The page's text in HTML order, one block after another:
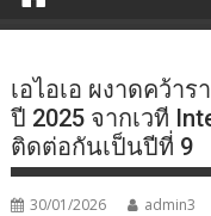
เอไอเอ ผงาดคว้า
ปี 2025 จากเวที
ติดต่อกันเป็นปีที่ 9
30/01/2026 admin3